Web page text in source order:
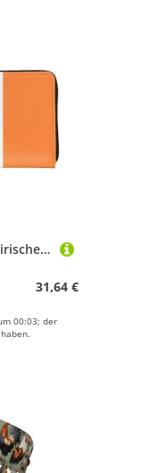
OUInbvv Geldbörse mit irischer Flagge, mit Metall-Reißverschluss, Passbuch und Scheckhalter, weiches, leichtes Design
31,64 €
00:03; der